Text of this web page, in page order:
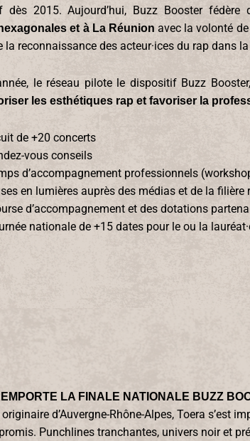
dès 2015. Aujourd’hui, Buzz Booster fédère
et à La Réunionavec la volonté
la reconnaissance des acteur·ices du rap dans
le réseau pilote le dispositif Buzz
les esthétiques rap et favoriser la
de +20 concerts
vous conseils
d’accompagnement professionnels
en lumières auprès des médias et de la
d’accompagnement et des dotations
nationale de +15 dates pour le ou la
LA FINALE NATIONALE BUZZ
d’Auvergne-Rhône-Alpes, Toera s’est
Punchlines tranchantes, univers noir et